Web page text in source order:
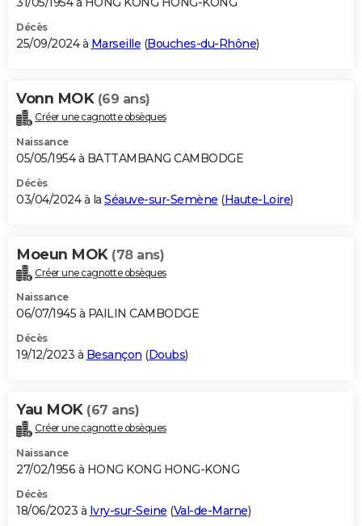
Décès
25/09/2024 à Marseille (Bouches-du-Rhône)
Vonn MOK (69 ans)
Créer une cagnotte obsèques
Naissance
05/05/1954 à BATTAMBANG CAMBODGE
Décès
03/04/2024 à la Séauve-sur-Semène (Haute-Loire)
Moeun MOK (78 ans)
Créer une cagnotte obsèques
Naissance
06/07/1945 à PAILIN CAMBODGE
Décès
19/12/2023 à Besançon (Doubs)
Yau MOK (67 ans)
Créer une cagnotte obsèques
Naissance
27/02/1956 à HONG KONG HONG-KONG
Décès
18/06/2023 à Ivry-sur-Seine (Val-de-Marne)